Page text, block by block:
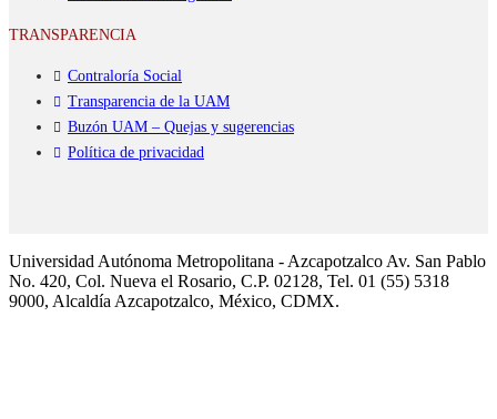
TRANSPARENCIA
Contraloría Social
Transparencia de la UAM
Buzón UAM – Quejas y sugerencias
Política de privacidad
Universidad Autónoma Metropolitana - Azcapotzalco Av. San Pablo
No. 420, Col. Nueva el Rosario, C.P. 02128, Tel. 01 (55) 5318
9000, Alcaldía Azcapotzalco, México, CDMX.